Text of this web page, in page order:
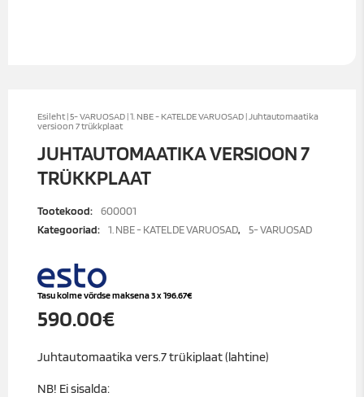
Esileht| 5- VARUOSAD|1. NBE - KATELDE VARUOSAD| Juhtautomaatika
versioon 7 trükkplaat
JUHTAUTOMAATIKA VERSIOON 7
TRÜKKPLAAT
Tootekood:
600001
Kategooriad:
1. NBE - KATELDE VARUOSAD, 5- VARUOSAD
Tasu kolme võrdse maksena 3 x196.67€
590.00€
Juhtautomaatika vers.7 trükiplaat (lahtine)
NB! Ei sisalda: